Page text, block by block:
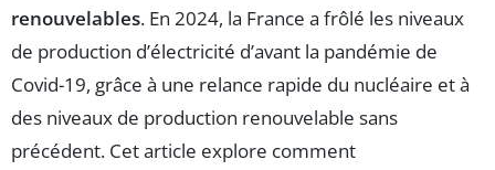
renouvelables. En 2024, la France a frôlé les niveaux
de production d’électricité d’avant la pandémie de
Covid-19, grâce à une relance rapide du nucléaire et à
des niveaux de production renouvelable sans
précédent. Cet article explore comment